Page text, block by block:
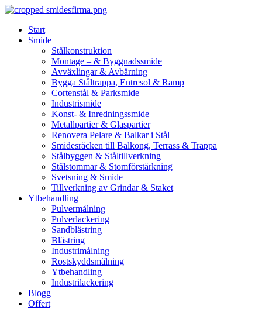
Skip
contentStart
Smide
Stålkonstruktion
Montage – & Byggnadssmide
Avväxlingar & Avbärning
Bygga Ståltrappa, Entresol & Ramp
Cortenstål & Parksmide
Industrismide
Konst- & Inredningssmide
Metallpartier & Glaspartier
Renovera Pelare & Balkar i Stål
Smidesräcken till Balkong, Terrass & Trappa
Stålbyggen & Ståltillverkning
Stålstommar & Stomförstärkning
Svetsning & Smide
Tillverkning av Grindar & Staket
Ytbehandling
Pulvermålning
Pulverlackering
Sandblästring
Blästring
Industrimålning
Rostskyddsmålning
Ytbehandling
Industrilackering
Blogg
Offert